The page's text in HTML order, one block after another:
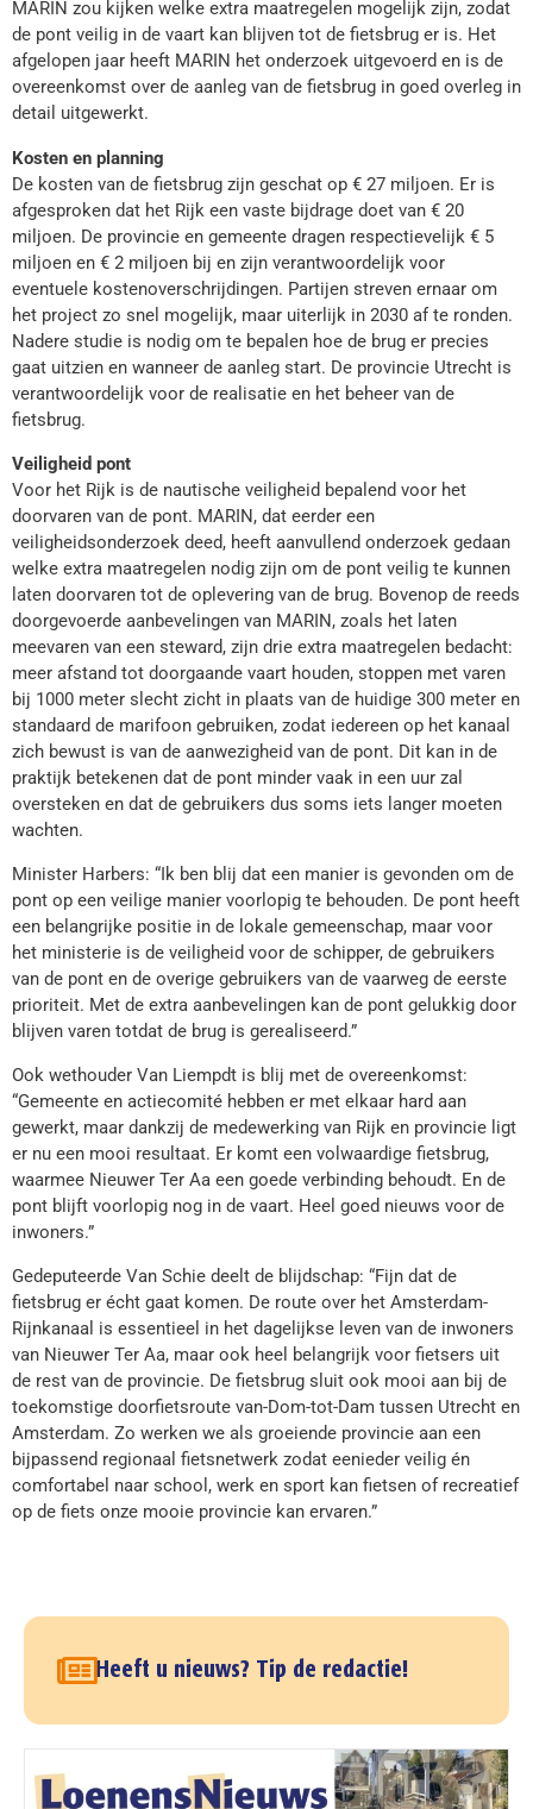
MARIN zou kijken welke extra maatregelen mogelijk zijn, zodat
de pont veilig in de vaart kan blijven tot de fietsbrug er is. Het
afgelopen jaar heeft MARIN het onderzoek uitgevoerd en is de
overeenkomst over de aanleg van de fietsbrug in goed overleg in
detail uitgewerkt.
Kosten en planning
De kosten van de fietsbrug zijn geschat op € 27 miljoen. Er is
afgesproken dat het Rijk een vaste bijdrage doet van € 20
miljoen. De provincie en gemeente dragen respectievelijk € 5
miljoen en € 2 miljoen bij en zijn verantwoordelijk voor
eventuele kostenoverschrijdingen. Partijen streven ernaar om
het project zo snel mogelijk, maar uiterlijk in 2030 af te ronden.
Nadere studie is nodig om te bepalen hoe de brug er precies
gaat uitzien en wanneer de aanleg start. De provincie Utrecht is
verantwoordelijk voor de realisatie en het beheer van de
fietsbrug.
Veiligheid pont
Voor het Rijk is de nautische veiligheid bepalend voor het
doorvaren van de pont. MARIN, dat eerder een
veiligheidsonderzoek deed, heeft aanvullend onderzoek gedaan
welke extra maatregelen nodig zijn om de pont veilig te kunnen
laten doorvaren tot de oplevering van de brug. Bovenop de reeds
doorgevoerde aanbevelingen van MARIN, zoals het laten
meevaren van een steward, zijn drie extra maatregelen bedacht:
meer afstand tot doorgaande vaart houden, stoppen met varen
bij 1000 meter slecht zicht in plaats van de huidige 300 meter en
standaard de marifoon gebruiken, zodat iedereen op het kanaal
zich bewust is van de aanwezigheid van de pont. Dit kan in de
praktijk betekenen dat de pont minder vaak in een uur zal
oversteken en dat de gebruikers dus soms iets langer moeten
wachten.
Minister Harbers: “Ik ben blij dat een manier is gevonden om de
pont op een veilige manier voorlopig te behouden. De pont heeft
een belangrijke positie in de lokale gemeenschap, maar voor
het ministerie is de veiligheid voor de schipper, de gebruikers
van de pont en de overige gebruikers van de vaarweg de eerste
prioriteit. Met de extra aanbevelingen kan de pont gelukkig door
blijven varen totdat de brug is gerealiseerd.”
Ook wethouder Van Liempdt is blij met de overeenkomst:
“Gemeente en actiecomité hebben er met elkaar hard aan
gewerkt, maar dankzij de medewerking van Rijk en provincie ligt
er nu een mooi resultaat. Er komt een volwaardige fietsbrug,
waarmee Nieuwer Ter Aa een goede verbinding behoudt. En de
pont blijft voorlopig nog in de vaart. Heel goed nieuws voor de
inwoners.”
Gedeputeerde Van Schie deelt de blijdschap: “Fijn dat de
fietsbrug er écht gaat komen. De route over het Amsterdam-
Rijnkanaal is essentieel in het dagelijkse leven van de inwoners
van Nieuwer Ter Aa, maar ook heel belangrijk voor fietsers uit
de rest van de provincie. De fietsbrug sluit ook mooi aan bij de
toekomstige doorfietsroute van-Dom-tot-Dam tussen Utrecht en
Amsterdam. Zo werken we als groeiende provincie aan een
bijpassend regionaal fietsnetwerk zodat eenieder veilig én
comfortabel naar school, werk en sport kan fietsen of recreatief
op de fiets onze mooie provincie kan ervaren.”
Heeft u nieuws? Tip de redactie!